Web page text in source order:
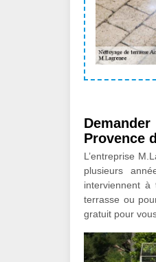
Provence
L’entreprise
plusieurs
interviennent
terrasse ou
gratuit pour